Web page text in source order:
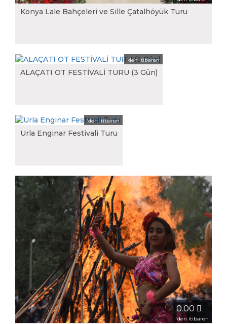
Konya Lale Bahçeleri ve Sille Çatalhöyük Turu
‘den itibaren
ALAÇATI OT FESTİVALİ TURU (3 Gün)
‘den itibaren
Urla Enginar Festivali Turu
0.00
‘den itibaren